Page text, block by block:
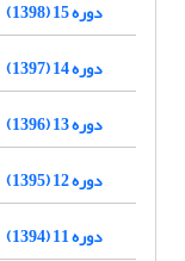
دوره 15 (1398)
دوره 14 (1397)
دوره 13 (1396)
دوره 12 (1395)
دوره 11 (1394)